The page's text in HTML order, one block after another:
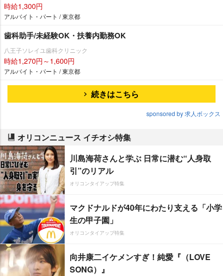
時給1,300円
アルバイト・パート / 東京都
歯科助手/未経験OK・扶養内勤務OK
八王子ソレイユ歯科クリニック
時給1,270円～1,600円
アルバイト・パート / 東京都
続きはこちら
sponsored by 求人ボックス
オリコンニュース イチオシ特集
川島海荷さんと学ぶ 日常に潜む“人身取
引”のリアル
オリコンタイアップ特集
マクドナルドが40年にわたり支える「小学
生の甲子園」
オリコンタイアップ特集
向井康二イケメンすぎ！純愛『（LOVE
SONG）』